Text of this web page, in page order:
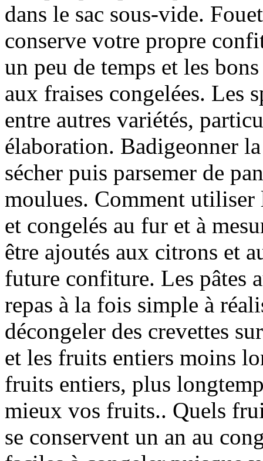
dans le sac sous-vide.
conserve votre propre
un peu de temps et les
aux fraises congelées. Les
entre autres variétés,
élaboration. Badigeonner
sécher puis parsemer de
moulues. Comment utiliser
et congelés au fur et à
être ajoutés aux citrons et
future confiture. Les pâtes
repas à la fois simple à
décongeler des crevettes
et les fruits entiers moins
fruits entiers, plus
mieux vos fruits.. Quels
se conservent un an au